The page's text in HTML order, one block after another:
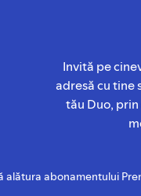
Invită pe
adresă cu tine
tău Duo,
alătura abonamentului